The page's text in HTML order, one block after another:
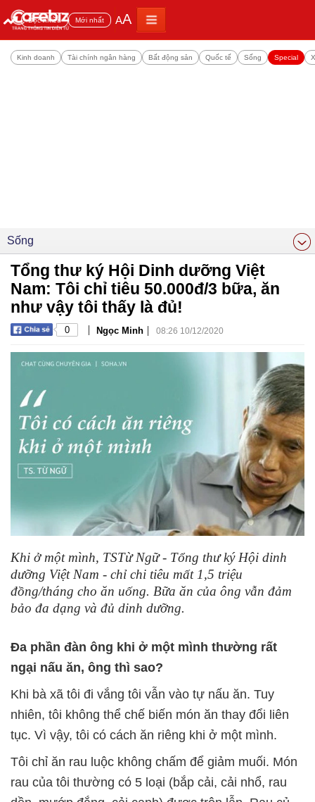
Đọc nhiều Mới nhất AA
Kinh doanh Tài chính ngân hàng Bất động sản Quốc tế Sống Special
Sống
Tổng thư ký Hội Dinh dưỡng Việt
Nam: Tôi chỉ tiêu 50.000đ/3 bữa, ăn
như vậy tôi thấy là đủ!
0 | Ngọc Minh | 08:26 10/12/2020
Khi ở một mình, TSTừ Ngữ - Tổng thư ký Hội dinh
dưỡng Việt Nam - chỉ chi tiêu mất 1,5 triệu
đồng/tháng cho ăn uống. Bữa ăn của ông vẫn đảm
bảo đa dạng và đủ dinh dưỡng.
Đa phần đàn ông khi ở một mình thường rất
ngại nấu ăn, ông thì sao?
Khi bà xã tôi đi vắng tôi vẫn vào tự nấu ăn. Tuy
nhiên, tôi không thể chế biến món ăn thay đổi liên
tục. Vì vậy, tôi có cách ăn riêng khi ở một mình.
Tôi chỉ ăn rau luộc không chấm để giảm muối. Món
rau của tôi thường có 5 loại (bắp cải, cải nhổ, rau